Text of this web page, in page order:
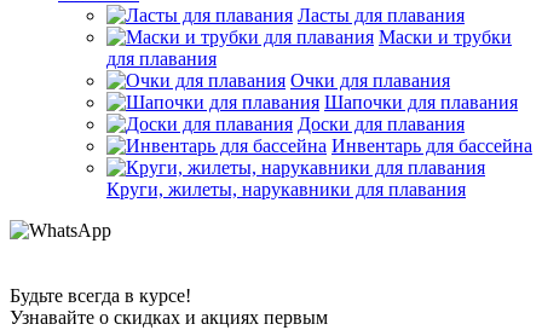
Ласты для плавания
Маски и трубки
для плавания
Очки для плавания
Шапочки для плавания
Доски для плавания
Инвентарь для бассейна
Круги, жилеты, нарукавники для плавания
Будьте всегда в курсе!
Узнавайте о скидках и акциях первым